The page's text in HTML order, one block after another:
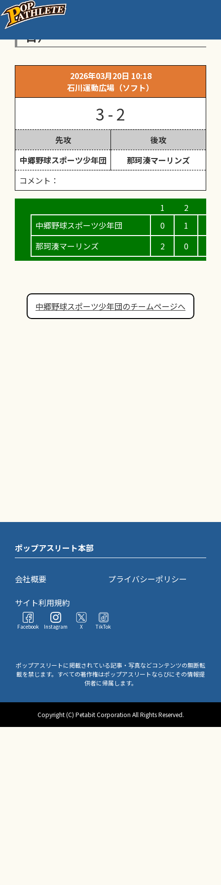
第19回_深川澄子杯（１試合
目）
2026年03月20日 10:18
石川運動広場（ソフト）
3 - 2
先攻
後攻
中郷野球スポーツ少年団
那珂湊マーリンズ
コメント：
中郷野球スポーツ少年団
那珂湊マーリンズ
0
2
1
0
中郷野球スポーツ少年団のチームページへ
ポップアスリート本部
会社概要
プライバシーポリシー
サイト利用規約
Facebook Instagram X TikTok
ポップアスリートに掲載されている記事・写真などコンテンツの無断転
載を禁じます。すべての著作権はポップアスリートならびにその情報提
供者に帰属します。
Copyright (C) Petabit Corporation All Rights Reserved.